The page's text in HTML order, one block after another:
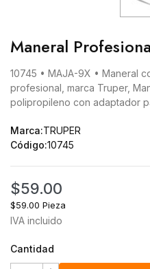
Maneral
10745 • MAJA-9X • Maneral
profesional, marca Truper,
polipropileno con adaptador
Marca:TRUPER
Código:10745
$59.00
$59.00 Pieza
IVA incluido
Cantidad